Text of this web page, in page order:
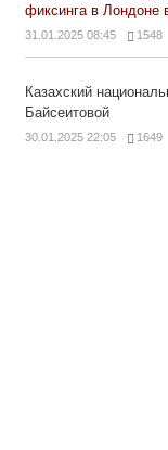
фиксинга в Лондоне
31.01.2025 08:45 1548
Казахский
Байсеитовой
30.01.2025 22:05 1649